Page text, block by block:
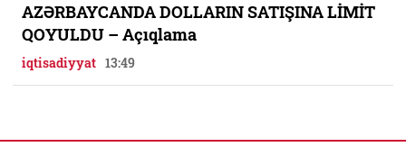
AZƏRBAYCANDA DOLLARIN SATIŞINA LİMİT
QOYULDU – Açıqlama
iqtisadiyyat 13:49